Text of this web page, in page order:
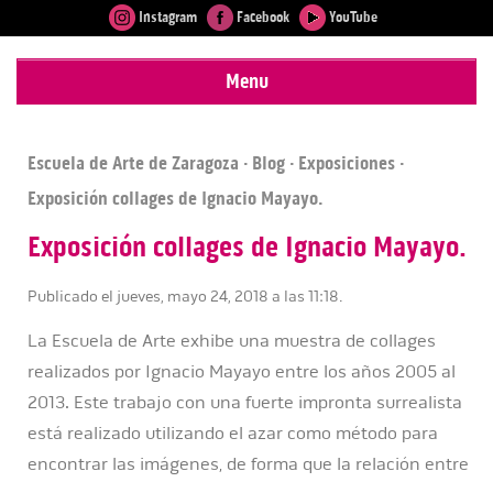
Instagram Facebook YouTube
Menu
Escuela de Arte de Zaragoza · Blog · Exposiciones ·
Exposición collages de Ignacio Mayayo.
Exposición collages de Ignacio Mayayo.
Publicado el jueves, mayo 24, 2018 a las 11:18.
La Escuela de Arte exhibe una muestra de collages
realizados por Ignacio Mayayo entre los años 2005 al
2013. Este trabajo con una fuerte impronta surrealista
está realizado utilizando el azar como método para
encontrar las imágenes, de forma que la relación entre